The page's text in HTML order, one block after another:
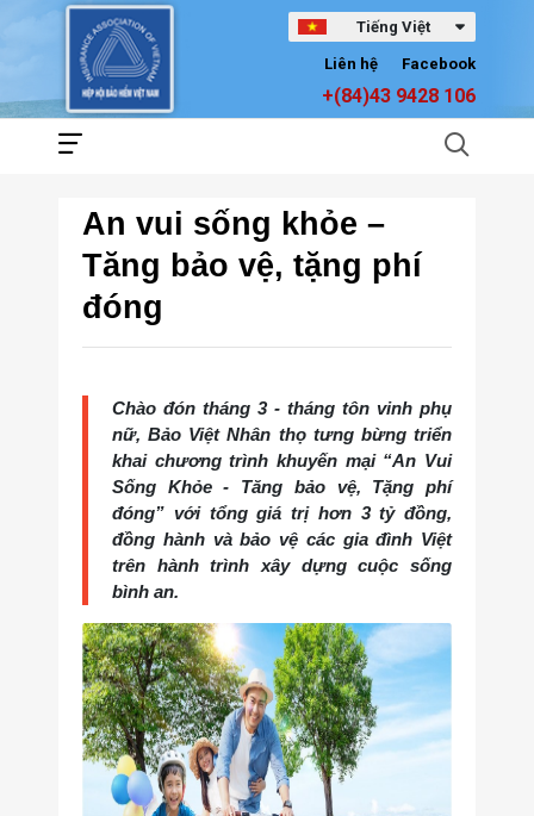
Tiếng Việt
Facebook
Liên hệ
+(84)43 9428 106
An vui sống khỏe –
Tăng bảo vệ, tặng phí
đóng
Chào đón tháng 3 - tháng tôn vinh phụ
nữ, Bảo Việt Nhân thọ tưng bừng triển
khai chương trình khuyến mại “An Vui
Sống Khỏe - Tăng bảo vệ, Tặng phí
đóng” với tổng giá trị hơn 3 tỷ đồng,
đồng hành và bảo vệ các gia đình Việt
trên hành trình xây dựng cuộc sống
bình an.